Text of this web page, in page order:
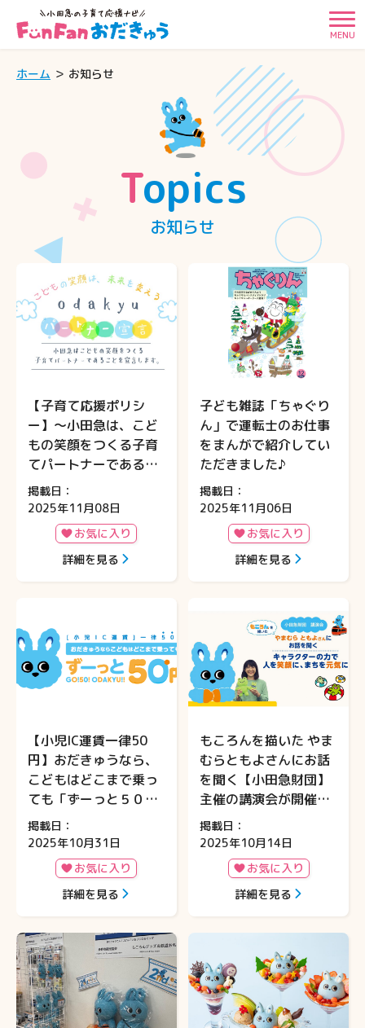
MENU
ホーム お知らせ
Topics
お知らせ
【子育て応援ポリシ
ー】～小田急は、こど
もの笑顔をつくる子育
てパートナーであるこ
とを宣言します～🌱
掲載日：
2025年11月08日
お気に入り
詳細を見る
子ども雑誌「ちゃぐり
ん」で運転士のお仕事
をまんがで紹介してい
ただきました♪
掲載日：
2025年11月06日
お気に入り
詳細を見る
【小児IC運賃一律50
円】おだきゅうなら、
こどもはどこまで乗っ
ても「ずーっと５０
円」🚃✨
掲載日：
2025年10月31日
お気に入り
詳細を見る
もころんを描いた やま
むらともよさんにお話
を聞く【小田急財団】
主催の講演会が開催さ
れます♪
掲載日：
2025年10月14日
お気に入り
詳細を見る